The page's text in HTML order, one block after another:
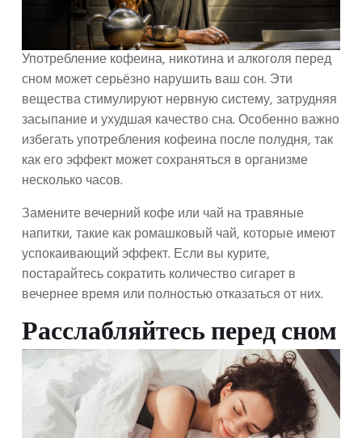
Употребление кофеина, никотина и алкоголя перед
сном может серьёзно нарушить ваш сон. Эти
вещества стимулируют нервную систему, затрудняя
засыпание и ухудшая качество сна. Особенно важно
избегать употребления кофеина после полудня, так
как его эффект может сохраняться в организме
несколько часов.
Замените вечерний кофе или чай на травяные
напитки, такие как ромашковый чай, которые имеют
успокаивающий эффект. Если вы курите,
постарайтесь сократить количество сигарет в
вечернее время или полностью отказаться от них.
Расслабляйтесь перед сном